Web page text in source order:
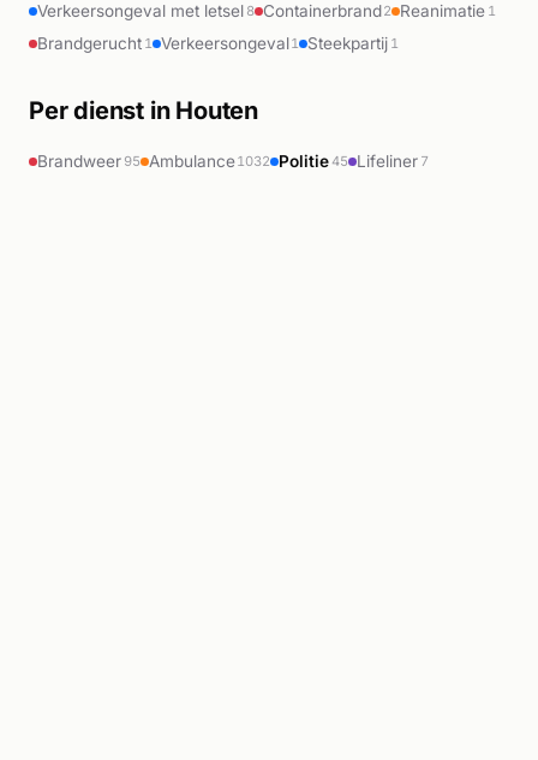
Verkeersongeval met letsel 8 Containerbrand2 Reanimatie 1
Brandgerucht 1 Verkeersongeval1 Steekpartij 1
Per dienst in Houten
Brandweer 95 Ambulance1032 Politie45 Lifeliner 7